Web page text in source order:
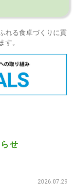
れる食卓づくりに貢
す。
せ
2026.07.29